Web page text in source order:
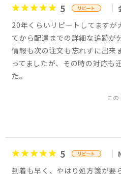
5
20年くらいリピートしてますが
てから配達までの詳細な追跡が
情報も次の注文も忘れずに出来
ってましたが、その時の対応も
た。
こ
5
到着も早く、やはり処方箋が要